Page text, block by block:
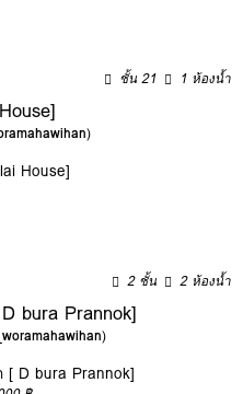
ชั้น 21 1 ห้องน้ำ
)
House]
2 ชั้น 2 ห้องน้ำ
bura Prannok]
)
D bura Prannok]